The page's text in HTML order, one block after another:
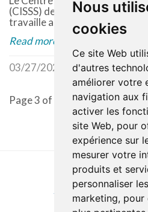
Nous
cookies
Ce site Web
d'autres
améliorer votre
navigation aux
activer les
site Web, pour
expérience sur
mesurer votre
produits et
personnaliser
marketing, pour
(CISSS) des Laurentides est
travaille activement à la
Read more
03/27/2026 Communiqué
Page 3 of 108.
Accessibility
Website